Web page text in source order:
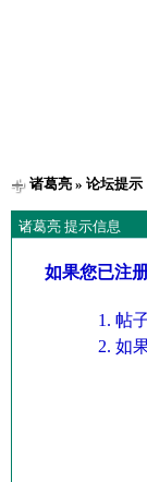
诸葛亮» 论坛提示
诸葛亮 提示信息
如果您已注
帖
如